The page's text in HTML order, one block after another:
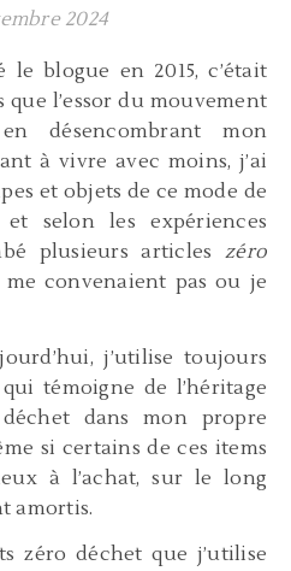
2024
l’essor du mouvement
désencombrant mon
à vivre avec moins, j’ai
et objets de ce mode de
selon les expériences
plusieurs articles zéro
me convenaient pas ou je
j’utilise toujours
témoigne de l’héritage
dans mon propre
si certains de ces items
à l’achat, sur le long
amortis.
zéro déchet que j’utilise